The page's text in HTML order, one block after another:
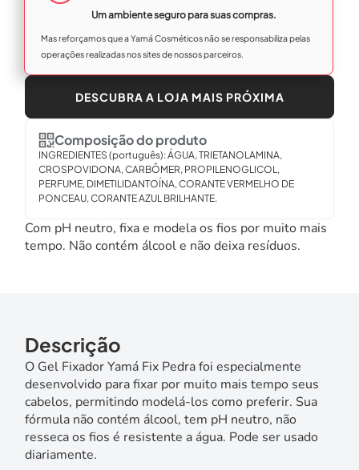
Com pH neutro, fixa e modela os fios por muito mais
tempo. Não contém álcool e não deixa resíduos.
DESCUBRA A LOJA MAIS PRÓXIMA
Um ambiente seguro para suas compras.
Mas reforçamos que a Yamá Cosméticos não se responsabiliza pelas
operações realizadas nos sites de nossos parceiros.
Composição do produto
INGREDIENTES (português): ÁGUA, TRIETANOLAMINA,
CROSPOVIDONA, CARBÔMER, PROPILENOGLICOL,
PERFUME, DIMETILIDANTOÍNA, CORANTE VERMELHO DE
PONCEAU, CORANTE AZUL BRILHANTE.
Descrição
O Gel Fixador Yamá Fix Pedra foi especialmente
desenvolvido para fixar por muito mais tempo seus
cabelos, permitindo modelá-los como preferir. Sua
fórmula não contém álcool, tem pH neutro, não
resseca os fios é resistente a água. Pode ser usado
diariamente.